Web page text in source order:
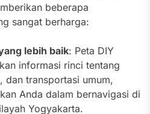
beberapa
sangat berharga:
lebih baik: Peta DIY
informasi rinci tentang
dan transportasi umum,
Anda dalam bernavigasi di
Yogyakarta.